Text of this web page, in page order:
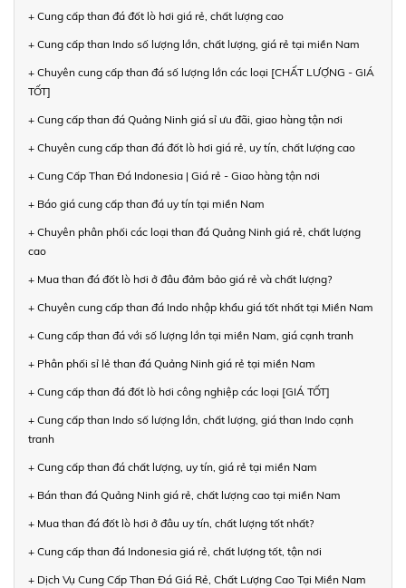
+ Cung cấp than đá đốt lò hơi giá rẻ, chất lượng cao
+ Cung cấp than Indo số lượng lớn, chất lượng, giá rẻ tại miền Nam
+ Chuyên cung cấp than đá số lượng lớn các loại [CHẤT LƯỢNG - GIÁ
TỐT]
+ Cung cấp than đá Quảng Ninh giá sỉ ưu đãi, giao hàng tận nơi
+ Chuyên cung cấp than đá đốt lò hơi giá rẻ, uy tín, chất lượng cao
+ Cung Cấp Than Đá Indonesia | Giá rẻ - Giao hàng tận nơi
+ Báo giá cung cấp than đá uy tín tại miền Nam
+ Chuyên phân phối các loại than đá Quảng Ninh giá rẻ, chất lượng
cao
+ Mua than đá đốt lò hơi ở đâu đảm bảo giá rẻ và chất lượng?
+ Chuyên cung cấp than đá Indo nhập khẩu giá tốt nhất tại Miền Nam
+ Cung cấp than đá với số lượng lớn tại miền Nam, giá cạnh tranh
+ Phân phối sỉ lẻ than đá Quảng Ninh giá rẻ tại miền Nam
+ Cung cấp than đá đốt lò hơi công nghiệp các loại [GIÁ TỐT]
+ Cung cấp than Indo số lượng lớn, chất lượng, giá than Indo cạnh
tranh
+ Cung cấp than đá chất lượng, uy tín, giá rẻ tại miền Nam
+ Bán than đá Quảng Ninh giá rẻ, chất lượng cao tại miền Nam
+ Mua than đá đốt lò hơi ở đâu uy tín, chất lượng tốt nhất?
+ Cung cấp than đá Indonesia giá rẻ, chất lượng tốt, tận nơi
+ Dịch Vụ Cung Cấp Than Đá Giá Rẻ, Chất Lượng Cao Tại Miền Nam